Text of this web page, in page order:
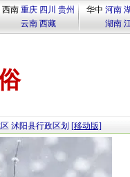
西南 重庆 四川 贵州
云南 西藏
华中 河南
湖南
沭阳县行政区划 [移动版]